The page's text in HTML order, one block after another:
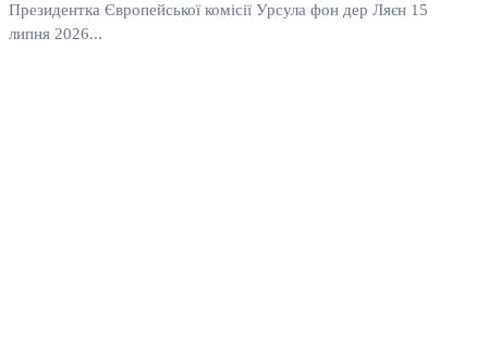
Президентка Європейської комісії Урсула фон дер Ляєн 15
липня 2026...